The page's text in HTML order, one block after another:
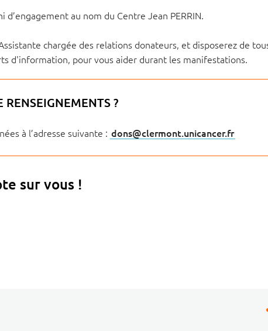
au nom du Centre Jean PERRIN.
chargée des relations donateurs, et disposerez de
d'information, pour vous aider durant les manifestations.
RENSEIGNEMENTS ?
à l’adresse suivante : dons@clermont.unicancer.fr
sur vous !